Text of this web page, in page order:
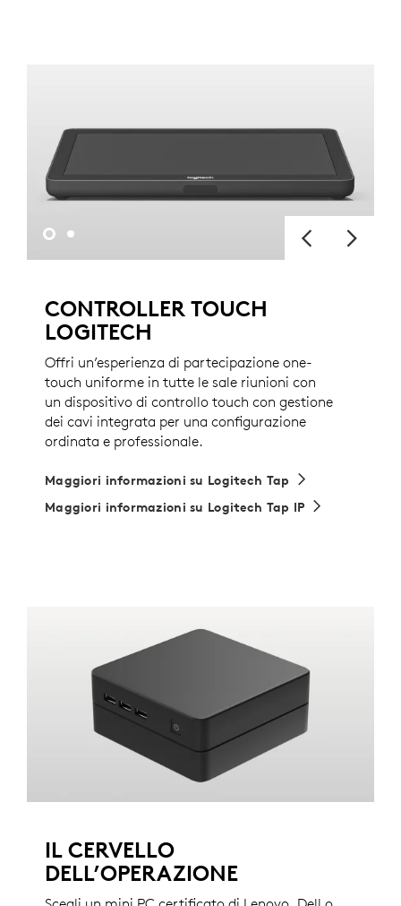
CONTROLLER TOUCH
LOGITECH
Offri un’esperienza di partecipazione one-
touch uniforme in tutte le sale riunioni con
un dispositivo di controllo touch con gestione
dei cavi integrata per una configurazione
ordinata e professionale.
Maggiori informazioni su Logitech Tap
Maggiori informazioni su Logitech Tap IP
IL CERVELLO
DELL’OPERAZIONE